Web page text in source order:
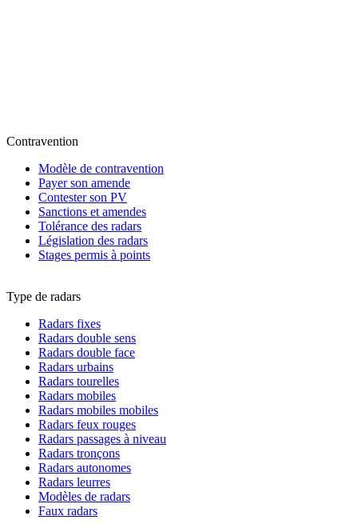
Contravention
Modèle de contravention
Payer son amende
Contester son PV
Sanctions et amendes
Tolérance des radars
Législation des radars
Stages permis à points
Type de radars
Radars fixes
Radars double sens
Radars double face
Radars urbains
Radars tourelles
Radars mobiles
Radars mobiles mobiles
Radars feux rouges
Radars passages à niveau
Radars tronçons
Radars autonomes
Radars leurres
Modèles de radars
Faux radars